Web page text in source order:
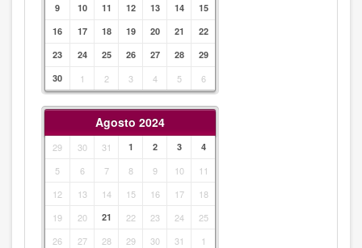
9
10 11 12 13 14
15
16
17 18 19 20 21
22
23
24 25 26 27 28
29
30
1 2 3 4 5 6
Agosto 2024
29 30 31 1 2 3 4
5 6 7 8 9 10
11
12
13 14 15 16 17
18
19
20 21 22 23 24
25
26
27 28 29 30 31 1